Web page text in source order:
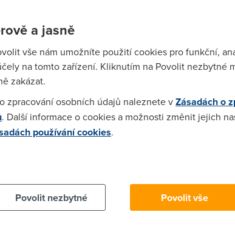
tak nevím jestli se nedá něco nastavit
limit pro dané PC.Díky moc všem.
pro každý ze 4 připojených PC - třeba Vigor
a jasně
vše nám umožníte použití cookies pro funkční,
na tomto zařízení. Kliknutím na Povolit nezbytné
zakázat.
zpracování osobních údajů naleznete vZásadách o
. Další informace o cookies a možnosti změnit jejich
používání cookies.
Povolit nezbytné
Povolit vše